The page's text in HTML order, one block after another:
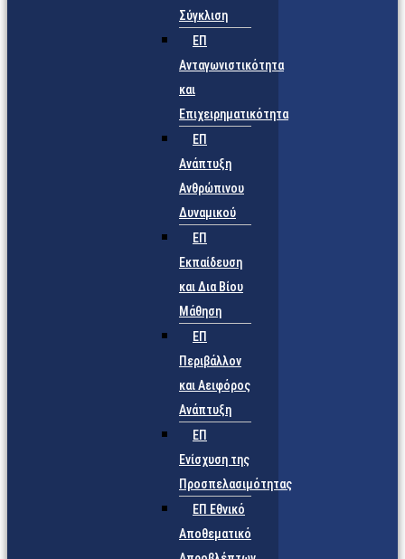
Σύγκλιση
ΕΠ
Ανταγωνιστικότητα
και
Επιχειρηματικότητα
ΕΠ
Ανάπτυξη
Ανθρώπινου
Δυναμικού
ΕΠ
Εκπαίδευση
και Δια Βίου
Μάθηση
ΕΠ
Περιβάλλον
και Αειφόρος
Ανάπτυξη
ΕΠ
Ενίσχυση της
Προσπελασιμότητας
ΕΠ Εθνικό
Αποθεματικό